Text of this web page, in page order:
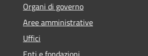
Organi di governo
Aree amministrative
Uffici